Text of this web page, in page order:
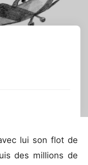
lui son flot de
des millions de